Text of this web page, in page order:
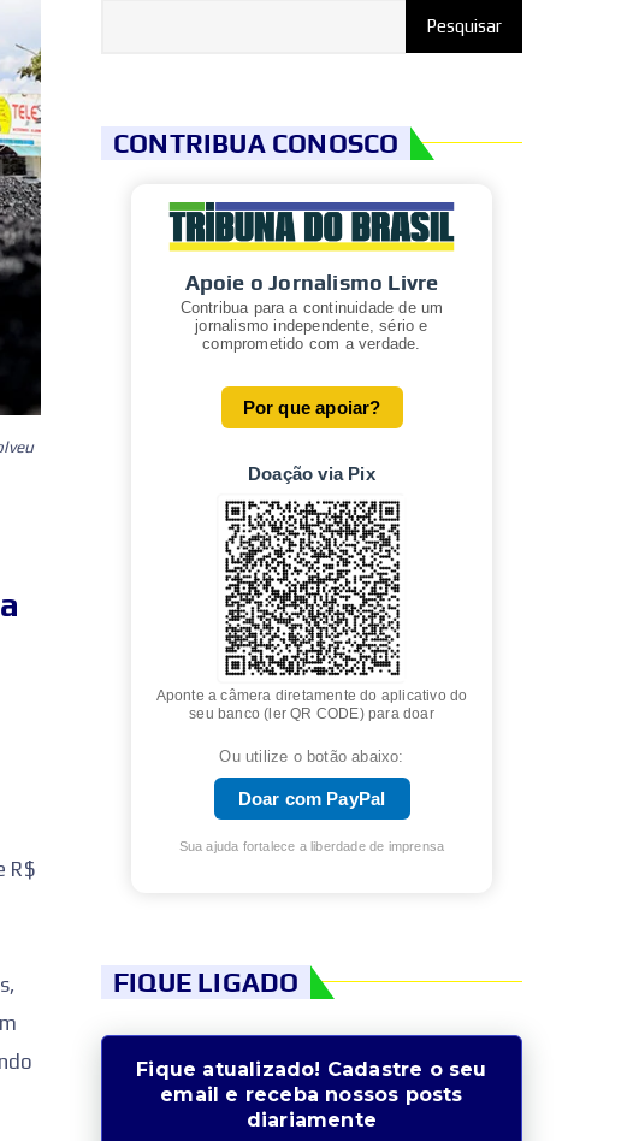
R$
CONTRIBUA CONOSCO
Apoie o Jornalismo Livre
Contribua para a continuidade de um
jornalismo independente, sério e
comprometido com a verdade.
Por que apoiar?
Doação via Pix
Aponte a câmera diretamente do aplicativo do
seu banco (ler QR CODE) para doar
Ou utilize o botão abaixo:
Doar com PayPal
Sua ajuda fortalece a liberdade de imprensa
FIQUE LIGADO
Fique atualizado! Cadastre o seu
email e receba nossos posts
diariamente